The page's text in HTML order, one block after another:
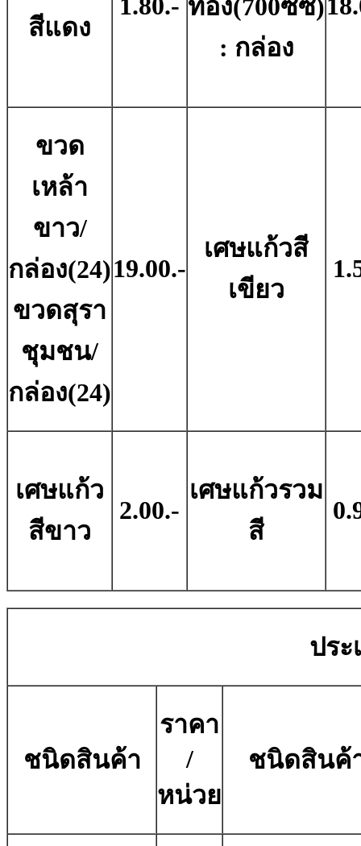
สีแดง
1.80.- ทอง(700ซีซี)
: กล่อง
ขวด
เหล้า
ขาว/
กล่อง(24)
ขวดสุรา
ชุมชน/
กล่อง(24)
19.00.-
เศษแก้วสี
เขียว
เศษแก้ว
สีขาว
2.00.-
เศษแก้วรวม
สี
ประ
ชนิดสินค้า
ราคา
/
หน่วย
ชนิดสินค้